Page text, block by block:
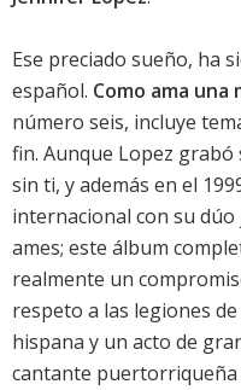
Ese preciado sueño, ha
español. Como ama una
número seis, incluye
fin. Aunque Lopez
sin ti, y además en el
internacional con su
ames; este álbum
realmente un
respeto a las legiones
hispana y un acto de
cantante puertorriqueña